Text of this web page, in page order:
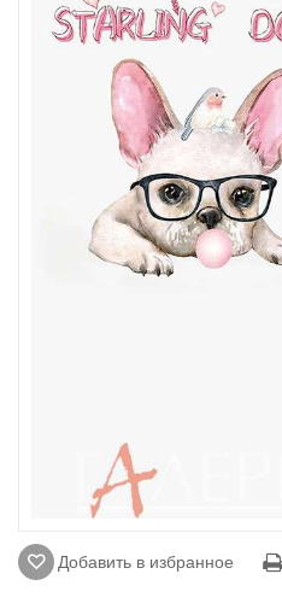
Добавить в избранное